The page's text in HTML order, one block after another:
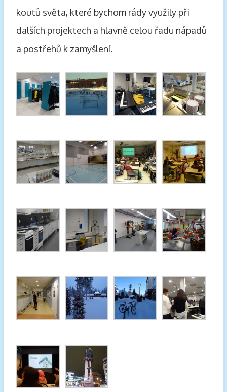
koutů světa, které bychom rády využily při
dalších projektech a hlavně celou řadu nápadů
a postřehů k zamyšlení.